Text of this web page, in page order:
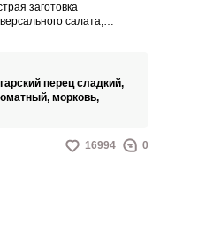
заготовка
салата,
перец сладкий,
морковь,
16994 0